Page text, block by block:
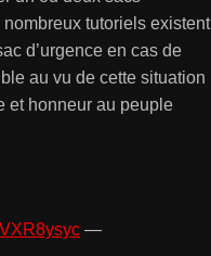
tutoriels existent
d’urgence en cas de
au vu de cette situation
et honneur au peuple
—